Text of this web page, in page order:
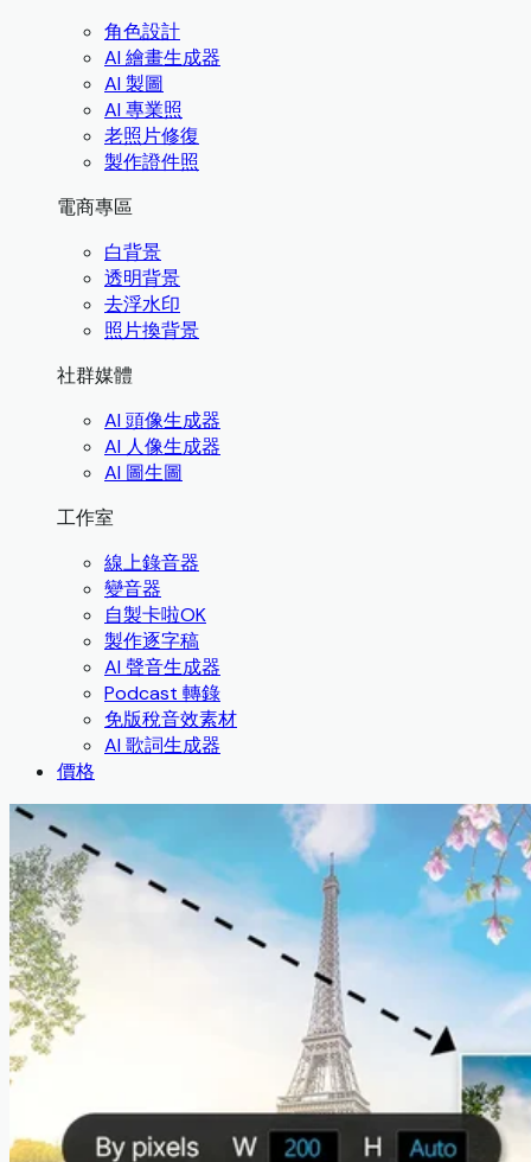
角色設計
AI 繪畫生成器
AI 製圖
AI 專業照
老照片修復
製作證件照
電商專區
白背景
透明背景
去浮水印
照片換背景
社群媒體
AI 頭像生成器
AI 人像生成器
AI 圖生圖
工作室
線上錄音器
變音器
自製卡啦OK
製作逐字稿
AI 聲音生成器
Podcast 轉錄
免版稅音效素材
AI 歌詞生成器
價格